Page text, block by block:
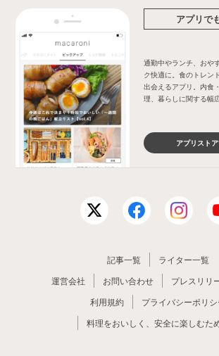
アプリで
通勤中やランチ、おや
ク快適に。食のトレン
出会えるアプリ。内食
理、暮らしに関する幅
アプリスト
記事一覧
ライター一覧
運営会社
お問い合わせ
プレスリリ
利用規約
プライバシーポリシ
料理をおいしく、安全に楽しむた